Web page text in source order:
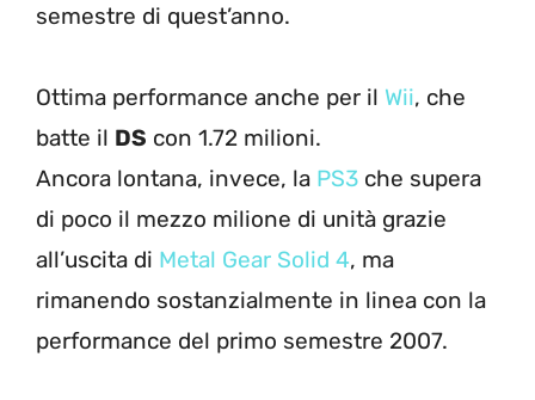
semestre di quest’anno.
Ottima performance anche per il Wii, che
batte il DS con 1.72 milioni.
Ancora lontana, invece, la PS3 che supera
di poco il mezzo milione di unità grazie
all’uscita di Metal Gear Solid 4, ma
rimanendo sostanzialmente in linea con la
performance del primo semestre 2007.